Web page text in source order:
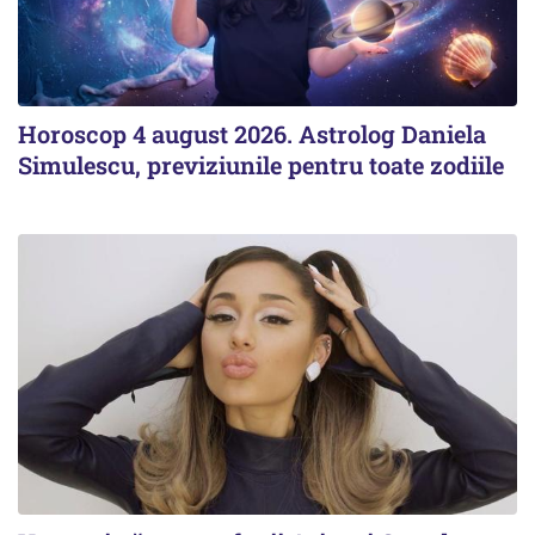
Horoscop 4 august 2026. Astrolog Daniela
Simulescu, previziunile pentru toate zodiile